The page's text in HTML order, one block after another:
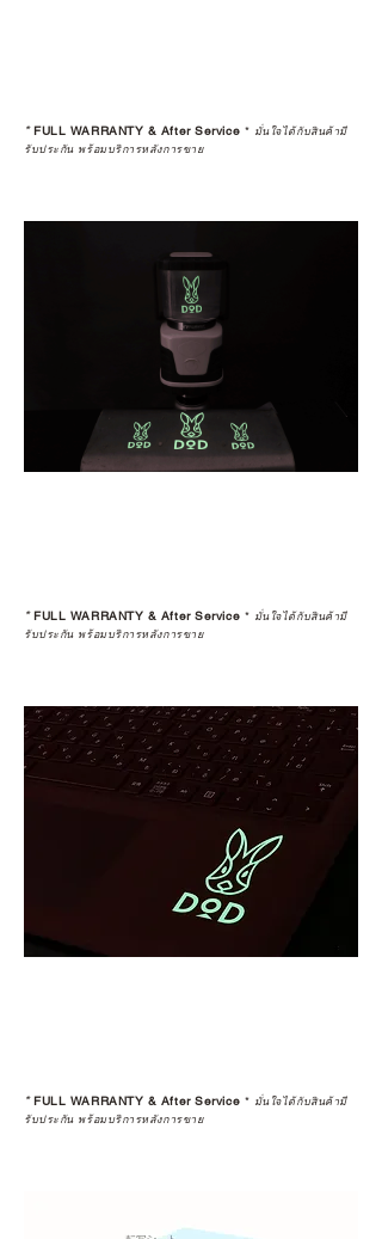
*FULL WARRANTY & After Service * มั่นใจได้กับสินค้ามี
รับประกัน พร้อมบริการหลังการขาย
*FULL WARRANTY & After Service * มั่นใจได้กับสินค้ามี
รับประกัน พร้อมบริการหลังการขาย
*FULL WARRANTY & After Service * มั่นใจได้กับสินค้ามี
รับประกัน พร้อมบริการหลังการขาย